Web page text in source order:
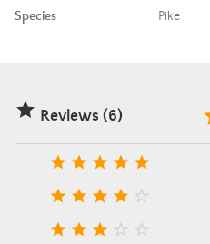
Species Pike
 Reviews (6)
    
    
    